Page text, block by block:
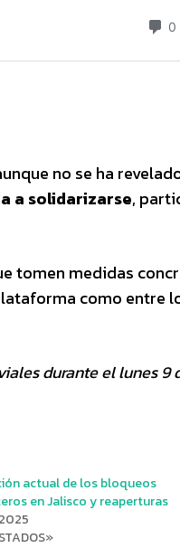
no se ha
a solidarizarse,
tomen medidas
como entre
durante el lunes 9
actual de los bloqueos
en Jalisco y reaperturas